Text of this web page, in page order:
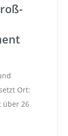
Ort:
über 26